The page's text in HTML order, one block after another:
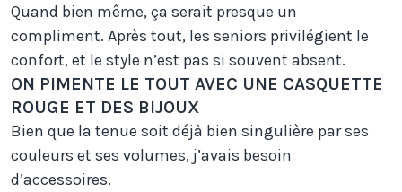
Quand bien même, ça serait presque un
compliment. Après tout, les seniors privilégient le
confort, et le style n’est pas si souvent absent.
ON PIMENTE LE TOUT AVEC UNE CASQUETTE
ROUGE ET DES BIJOUX
Bien que la tenue soit déjà bien singulière par ses
couleurs et ses volumes, j’avais besoin
d’accessoires.